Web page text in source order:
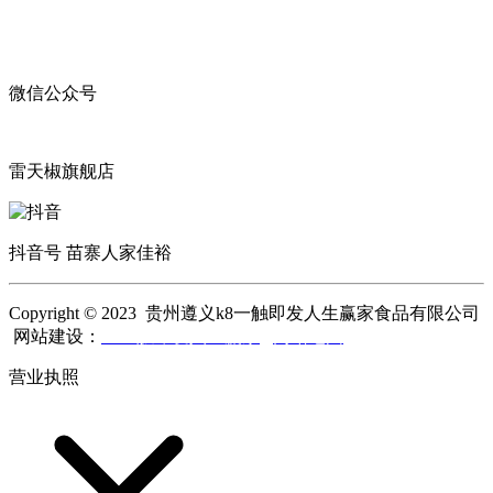
微信公众号
雷天椒旗舰店
抖音号 苗寨人家佳裕
Copyright © 2023 贵州遵义k8一触即发人生赢家食品有限公司
网站建设：
营业执照